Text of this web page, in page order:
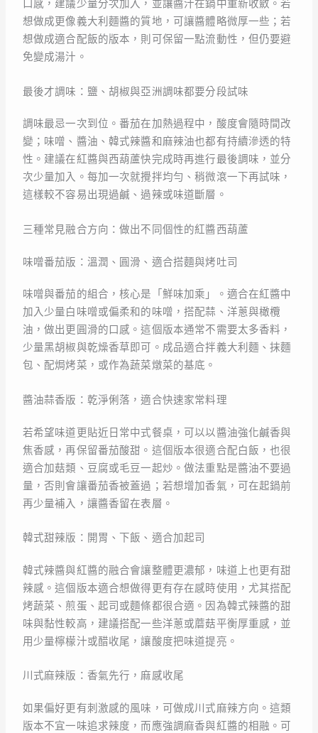
口感，建議少量分次加入，並讓醬汁在鍋中重新收斂。若
想做成更像義大利麵醬的質地，可讓醬體略微厚一些；若
想做成適合配飯的版本，則可保留一點流動性，但仍要避
免變成湯汁。
最後才調味：鹽、胡椒與亞洲調味都要分段試味
調味最忌一次到位。番茄在加熱過程中，酸度會隨時間改
變；味噌、醬油、韓式辣醬和麻辣油也都有持續滲透的特
性。建議在紅醬與西葫蘆快完成時再進行最後調味，並分
次少量加入。每加一次就攪拌均勻、稍微滾一下再試味，
這樣較不容易出現過鹹、過辣或味道斷層。
三種常見融合方向：做出不同個性的紅醬西葫蘆
味噌番茄版：溫潤、圓滑、適合搭麵與烤吐司
味噌與番茄的組合，核心是「鮮味加乘」。適合在紅醬中
加入少量白味噌或偏柔和的味噌，搭配蒜、洋蔥與橄欖
油，做出更圓滑的口感。這個版本通常不需要太多香料，
少量黑胡椒與乾燥香草即可。成品適合拌義大利麵、抹麵
包、配焗烤菜，或作為蔬菜燉菜的基底。
醬油蒜香版：乾淨俐落，適合快速家常料理
若希望味道更貼近日常中式餐桌，可以以醬油強化鹹香與
焦香感，再保留番茄酸甜。這個版本很適合配白飯，也很
適合加菇類、豆腐或毛豆一起炒。做法重點是醬油不要過
量，否則會讓番茄香被蓋過；若想增加香氣，可在起鍋前
再少量補入，讓醬香留在表層。
韓式甜辣版：開胃、下飯、適合加起司
韓式辣醬與紅醬的融合會讓整體更濃郁，味道上也更有甜
辣感。這個版本適合想做得更有存在感時使用，尤其搭配
烤蔬菜、煎蛋、起司或麵條都很合適。因為韓式辣醬的甜
味與黏性較高，建議搭配一些洋蔥或蘑菇平衡厚重感，並
用少量檸檬汁或醋收尾，讓酸度把味道提亮。
川式麻辣版：香氣先行，麻感收尾
如果偏好更有刺激感的風味，可做成川式麻辣方向。這類
版本不宜一味追求辣度，而應強調麻香與紅醬的相融。可